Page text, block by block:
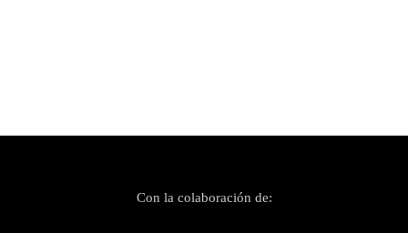
Con la colaboración de: